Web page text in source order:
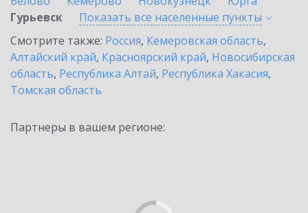
Гурьевск
Показать все населенные пункты
Смотрите также: Россия, Кемеровская область,
Алтайский край, Красноярский край, Новосибирская
область, Республика Алтай, Республика Хакасия,
Томская область
Партнеры в вашем регионе: